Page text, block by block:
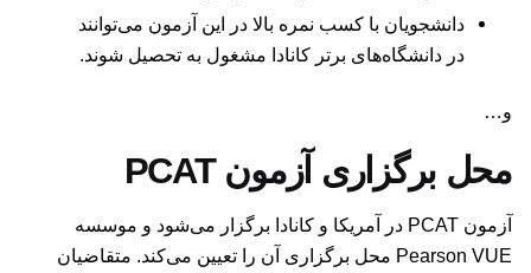
دانشجویان با کسب نمره بالا در این آزمون می‌توانند
در دانشگاه‌های برتر کانادا مشغول به تحصیل شوند.
و…
محل برگزاری آزمون PCAT
آزمون PCAT در آمریکا و کانادا برگزار می‌شود و موسسه
Pearson VUE محل برگزاری آن را تعیین می‌کند. متقاضیان